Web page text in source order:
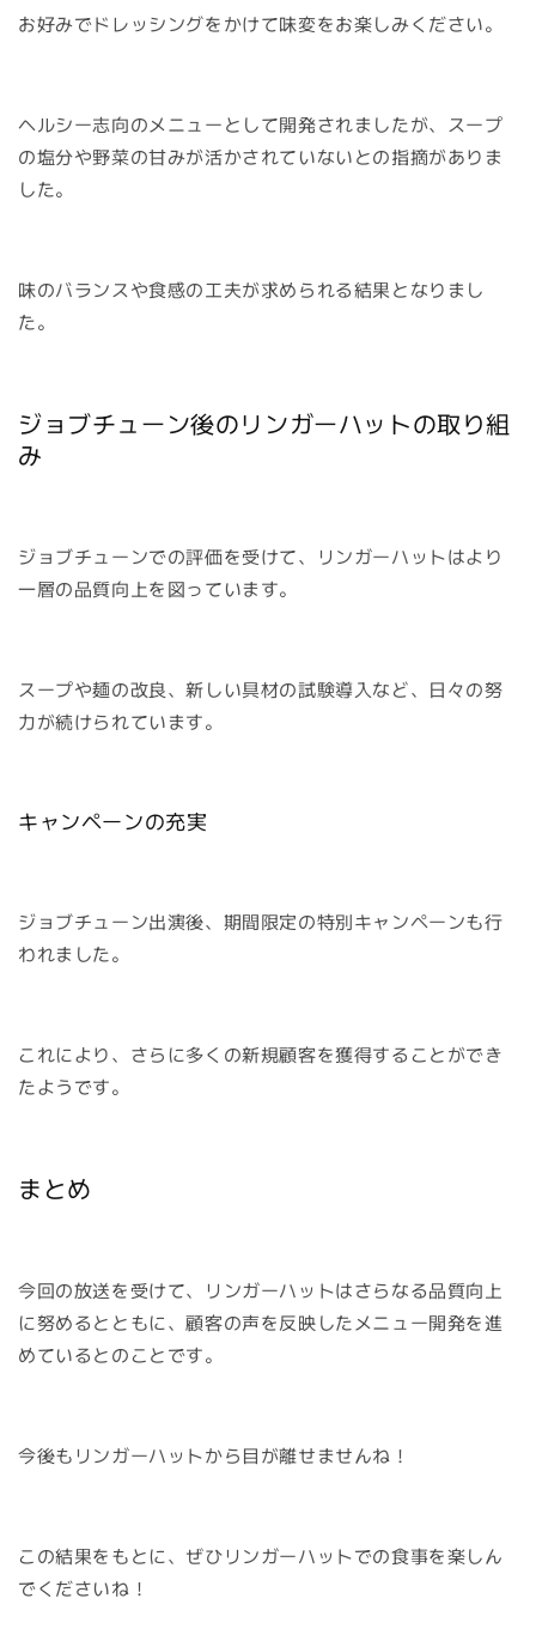
お好みでドレッシングをかけて味変をお楽しみください。
ヘルシー志向のメニューとして開発されましたが、スープ
の塩分や野菜の甘みが活かされていないとの指摘がありま
した。
味のバランスや食感の工夫が求められる結果となりまし
た。
ジョブチューン後のリンガーハットの取り組
み
ジョブチューンでの評価を受けて、リンガーハットはより
一層の品質向上を図っています。
スープや麺の改良、新しい具材の試験導入など、日々の努
力が続けられています。
キャンペーンの充実
ジョブチューン出演後、期間限定の特別キャンペーンも行
われました。
これにより、さらに多くの新規顧客を獲得することができ
たようです。
まとめ
今回の放送を受けて、リンガーハットはさらなる品質向上
に努めるとともに、顧客の声を反映したメニュー開発を進
めているとのことです。
今後もリンガーハットから目が離せませんね！
この結果をもとに、ぜひリンガーハットでの食事を楽しん
でくださいね！